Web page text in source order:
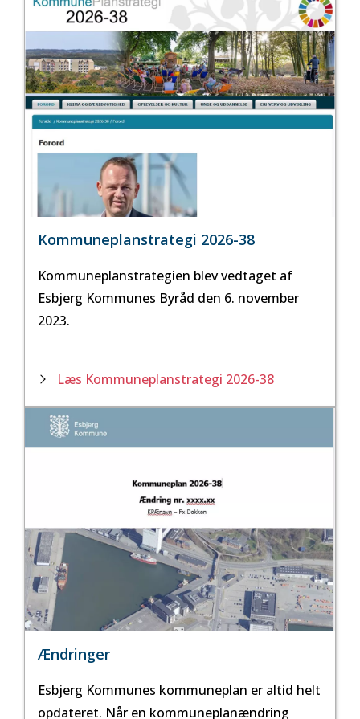
Kommuneplanstrategi 2026-38
Kommuneplanstrategien blev vedtaget af
Esbjerg Kommunes Byråd den 6. november
2023.
Læs Kommuneplanstrategi 2026-38
Ændringer
Esbjerg Kommunes kommuneplan er altid helt
opdateret. Når en kommuneplanændring